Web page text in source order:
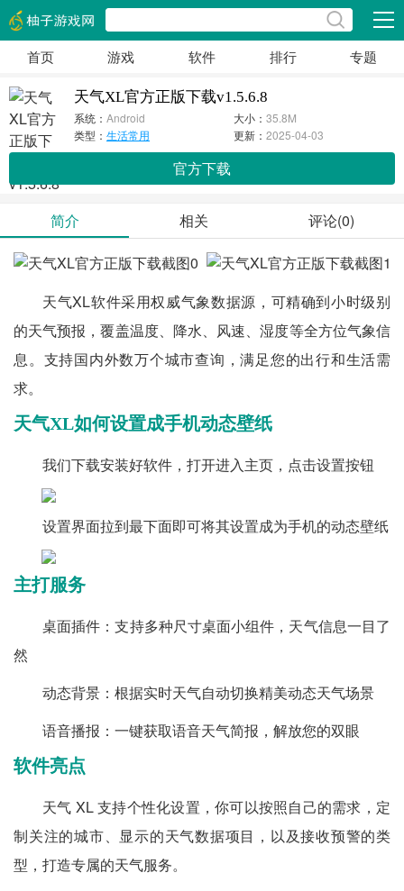
展开
首页 游戏 软件 排行 专题
天气XL官方正版下载v1.5.6.8
系统： Android 大小：35.8M
类型： 生活常用 更新：2025-04-03
官方下载
简介 相关 评论(0)
天气XL软件采用权威气象数据源，可精确到小时级别
的天气预报，覆盖温度、降水、风速、湿度等全方位气象信
息。支持国内外数万个城市查询，满足您的出行和生活需
求。
天气XL如何设置成手机动态壁纸
我们下载安装好软件，打开进入主页，点击设置按钮
设置界面拉到最下面即可将其设置成为手机的动态壁纸
主打服务
桌面插件：支持多种尺寸桌面小组件，天气信息一目了
然
动态背景：根据实时天气自动切换精美动态天气场景
语音播报：一键获取语音天气简报，解放您的双眼
软件亮点
天气 XL 支持个性化设置，你可以按照自己的需求，定
制关注的城市、显示的天气数据项目，以及接收预警的类
型，打造专属的天气服务。